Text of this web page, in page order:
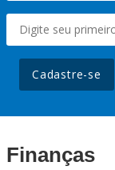
Cadastre-se
Finanças